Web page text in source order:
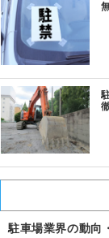
駐車場業界の動向